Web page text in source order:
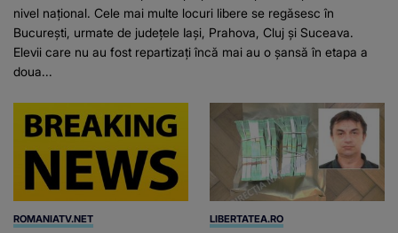
nivel național. Cele mai multe locuri libere se regăsesc în
București, urmate de județele Iași, Prahova, Cluj și Suceava.
Elevii care nu au fost repartizați încă mai au o șansă în etapa a
doua...
ROMANIATV.NET LIBERTATEA.RO